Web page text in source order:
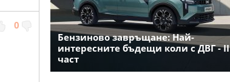
0
Бензиново завръщане: Най-
интересните бъдещи коли с ДВГ - II
част